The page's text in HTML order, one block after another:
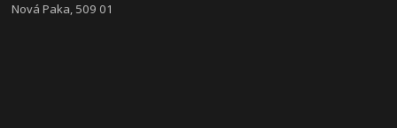
Nová Paka, 509 01